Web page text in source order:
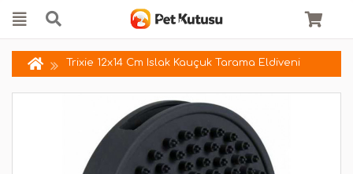
Trixie 12x14 Cm Islak Kauçuk Tarama Eldiveni